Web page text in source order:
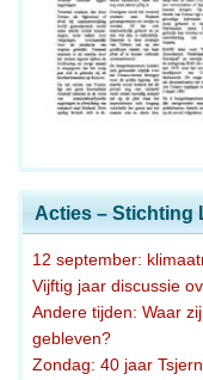
Acties – Stichting
12 september:
Vijftig jaar discussie
Andere tijden: Waar
gebleven?
Zondag: 40 jaar